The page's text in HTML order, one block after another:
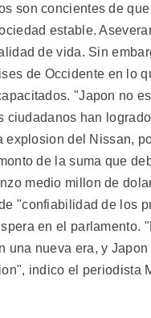
son concientes de
estable.
de vida. Sin
de Occidente en lo
"Japon no
han
del Nissan,
de la suma que
medio millon de
"confiabilidad de los
en el parlamento.
una nueva era, y
indico el periodista